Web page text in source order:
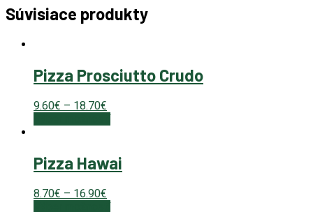
Súvisiace produkty
Pizza Prosciutto Crudo
9.60€ – 18.70€
Pizza Hawai
8.70€ – 16.90€